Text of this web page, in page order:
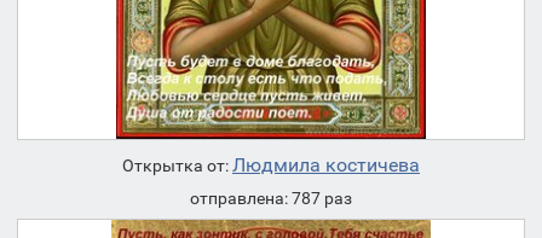
Открытка от:Людмила костичева
отправлена: 787 раз